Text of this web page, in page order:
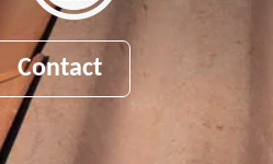
Contact